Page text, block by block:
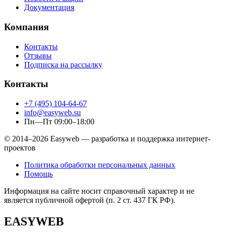
Документация
Компания
Контакты
Отзывы
Подписка на рассылку
Контакты
+7 (495) 104-64-67
info@easyweb.su
Пн—Пт 09:00–18:00
© 2014–2026 Easyweb — разработка и поддержка интернет-
проектов
Политика обработки персональных данных
Помощь
Информация на сайте носит справочный характер и не
является публичной офертой (п. 2 ст. 437 ГК РФ).
EASYWEB